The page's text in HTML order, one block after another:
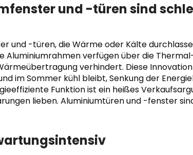
und -türen sind
und -türen, die Wärme oder Kälte
Aluminiumrahmen verfügen über die
verhindert. Diese
im Sommer kühl bleibt, Senkung der
Funktion ist ein heißes
lieben. Aluminiumtüren und -fenster